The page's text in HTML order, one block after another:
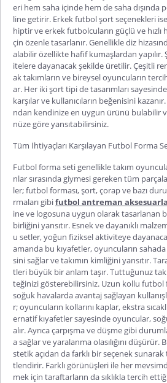
eri hem saha içinde hem de saha dışında
line getirir. Erkek futbol şortseçenekleri
hiptir ve erkek futbolcuların güçlü ve
çin özenle tasarlanır. Genellikle diz
alabilir özellikte hafif kumaşlardan
itelere dayanacak şekilde üretilir. Çeşitli
ak takımların ve bireysel oyuncuların
ar. Her iki şort tipi de tasarımları
karşılar ve kullanıcıların beğenisini
ndan kendinize en uygun ürünü bulabilir
nüze göre yansıtabilirsiniz.
Tüm İhtiyaçları Karşılayan Futbol Forma
Futbol forma seti genellikle takım
nlar sırasında giymesi gereken tüm
ler; futbol forması, şort, çorap ve bazı
rmaları gibifutbol antreman
ine ve logosuna uygun olarak tasarlanan
birliğini yansıtır. Esnek ve dayanıklı
u setler, yoğun fiziksel aktiviteye
amanda bu kıyafetler, oyuncuların
sini sağlar ve takımın kimliğini yansıtır.
tleri büyük bir anlam taşır. Tuttuğunuz
teğinizi gösterebilirsiniz. Uzun kollu futbol
soğuk havalarda avantaj sağlayan
r; oyuncuların kollarını kaplar, ekstra
ernatif kıyafetler sayesinde oyuncular,
alır. Ayrıca çarpışma ve düşme gibi
a sağlar ve yaralanma olasılığını düşürür.
stetik açıdan da farklı bir seçenek
tlendirir. Farklı görünüşleri ile her
mek için taraftarların da sıklıkla tercih